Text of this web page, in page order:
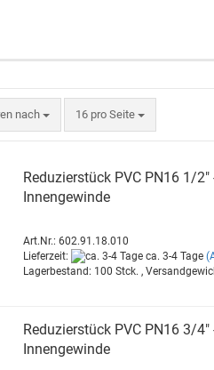
nach 16 pro Seite
Re­du­zier­stück PVC PN16 1/
In­nen­ge­win­de
Art.Nr.: 602.91.18.010
Lieferzeit:
ca. 3-4 Tage
Lagerbestand: 100 Stck. ,
Re­du­zier­stück PVC PN16 3/
In­nen­ge­win­de